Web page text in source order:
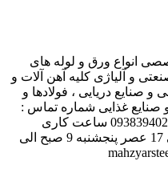
و لوله های
کلیه آهن آلات و
، فولادها و
شماره تماس :
- 021 شماره واتساپ : 09383940223 ساعت کاری
شرکت شنبه تا چهارشنبه 9 صبح الی 17 عصر پنجشنبه 9 صبح الی